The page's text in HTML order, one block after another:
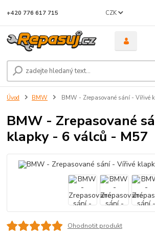
CZK
+420 776 617 715
Úvod BMW BMW - Zrepasované sání - Vířivé
BMW - Zrepasované
klapky - 6 válců - M57
Ohodnotit produkt